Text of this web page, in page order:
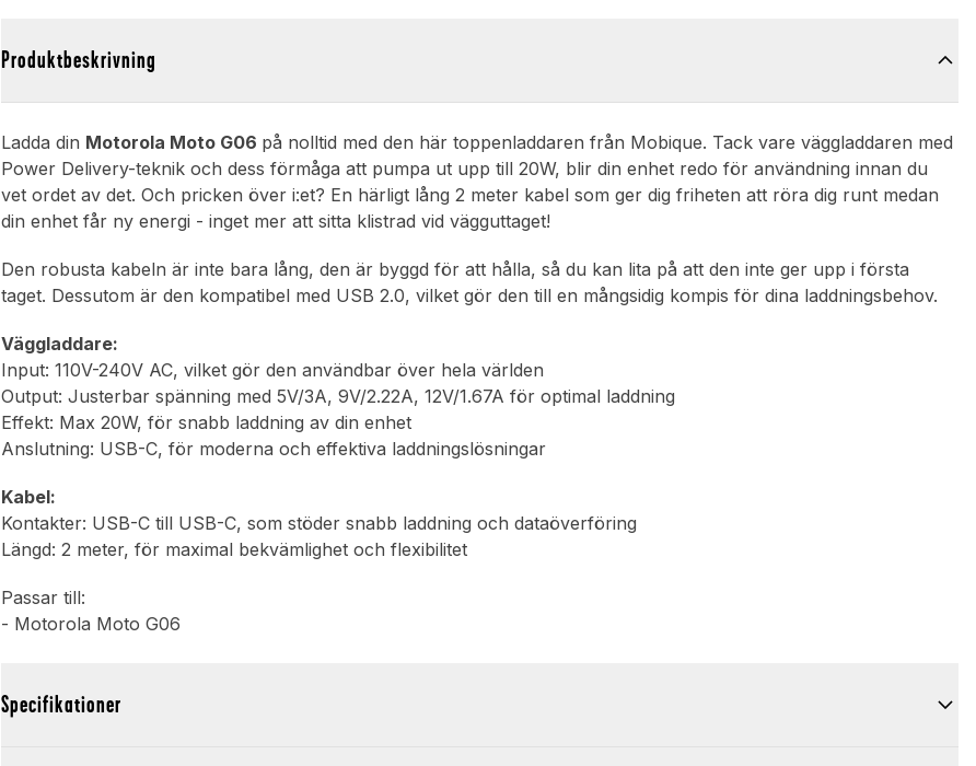
Produktbeskrivning
Ladda din Motorola Moto G06 på nolltid med den här toppenladdaren från Mobique. Tack vare väggladdaren med
Power Delivery-teknik och dess förmåga att pumpa ut upp till 20W, blir din enhet redo för användning innan du
vet ordet av det. Och pricken över i:et? En härligt lång 2 meter kabel som ger dig friheten att röra dig runt medan
din enhet får ny energi - inget mer att sitta klistrad vid vägguttaget!
Den robusta kabeln är inte bara lång, den är byggd för att hålla, så du kan lita på att den inte ger upp i första
taget. Dessutom är den kompatibel med USB 2.0, vilket gör den till en mångsidig kompis för dina laddningsbehov.
Väggladdare:
Input: 110V-240V AC, vilket gör den användbar över hela världen
Output: Justerbar spänning med 5V/3A, 9V/2.22A, 12V/1.67A för optimal laddning
Effekt: Max 20W, för snabb laddning av din enhet
Anslutning: USB-C, för moderna och effektiva laddningslösningar
Kabel:
Kontakter: USB-C till USB-C, som stöder snabb laddning och dataöverföring
Längd: 2 meter, för maximal bekvämlighet och flexibilitet
Passar till:
- Motorola Moto G06
Specifikationer